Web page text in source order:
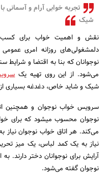
تجربه خوابی آرام و
شیک
نقش و اهمیت خواب برای
دلمشغولی‌های روزانه امری
نوجوانان که بنا به اقتضا و
می‌شود. از این روی تهیه یک
شیک و شاید خاص، دغدغه بسیاری از
سرویس خواب نوجوان و همچنین
نوجوان محسوب میشود که برای
می‌کند. هر اتاق خواب نوجوان نیاز
نیاز به یک کمد لباس، یک میز
آرایش برای نوجوانان دختر
نوجوان گفته می‌شود.